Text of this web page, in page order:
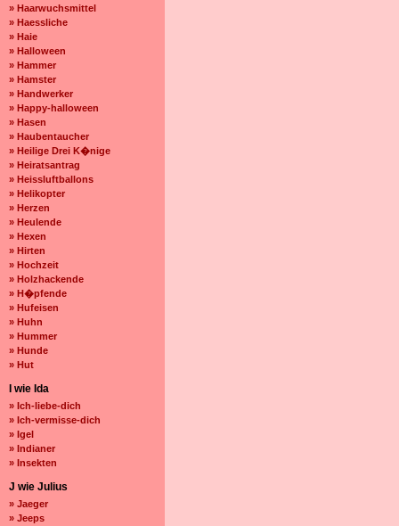
» Haarwuchsmittel
» Haessliche
» Haie
» Halloween
» Hammer
» Hamster
» Handwerker
» Happy-halloween
» Hasen
» Haubentaucher
» Heilige Drei K�nige
» Heiratsantrag
» Heissluftballons
» Helikopter
» Herzen
» Heulende
» Hexen
» Hirten
» Hochzeit
» Holzhackende
» H�pfende
» Hufeisen
» Huhn
» Hummer
» Hunde
» Hut
I wie Ida
» Ich-liebe-dich
» Ich-vermisse-dich
» Igel
» Indianer
» Insekten
J wie Julius
» Jaeger
» Jeeps